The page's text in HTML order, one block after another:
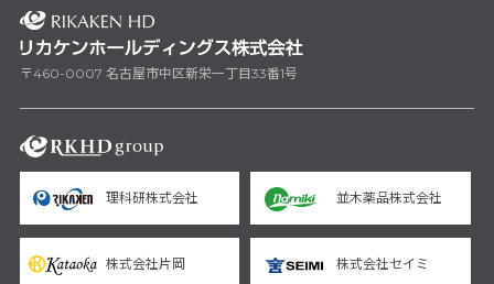
〒460-0007 名古屋市中区新栄一丁目33番1号
理科研株式会社 並木薬品株式会社
株式会社片岡 株式会社セイミ